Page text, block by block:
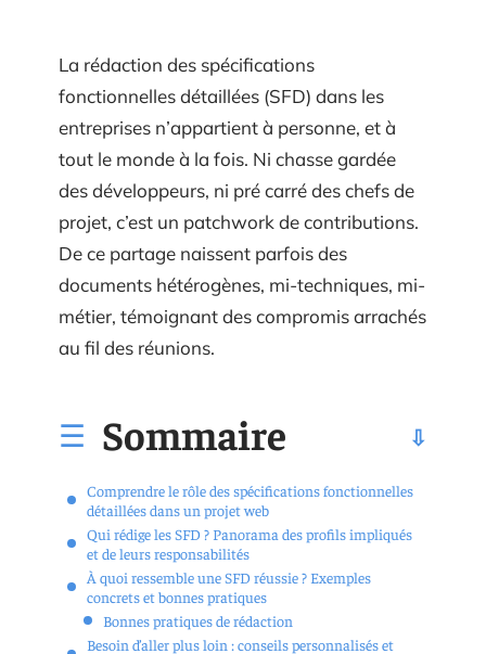
La rédaction des spécifications
fonctionnelles détaillées (SFD) dans les
entreprises n’appartient à personne, et à
tout le monde à la fois. Ni chasse gardée
des développeurs, ni pré carré des chefs de
projet, c’est un patchwork de contributions.
De ce partage naissent parfois des
documents hétérogènes, mi-techniques, mi-
métier, témoignant des compromis arrachés
au fil des réunions.
Sommaire
Comprendre le rôle des spécifications fonctionnelles
détaillées dans un projet web
Qui rédige les SFD ? Panorama des profils impliqués
et de leurs responsabilités
À quoi ressemble une SFD réussie ? Exemples
concrets et bonnes pratiques
Bonnes pratiques de rédaction
Besoin d’aller plus loin : conseils personnalisés et